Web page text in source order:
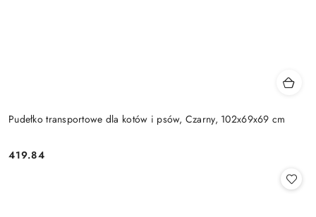
Pudełko transportowe dla kotów i psów, Czarny, 102x69x69 cm
Cena:
419.84